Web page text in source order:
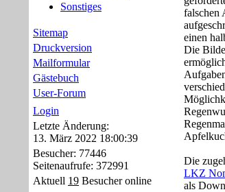
Sonstiges
Sitemap
Druckversion
Mailformular
Gästebuch
User-Forum
Login
Letzte Änderung:
13. März 2022 18:00:39
Besucher: 77446
Seitenaufrufe: 372991
Aktuell 19 Besucher online
falschen
einen
Die
Die
LKZ
als